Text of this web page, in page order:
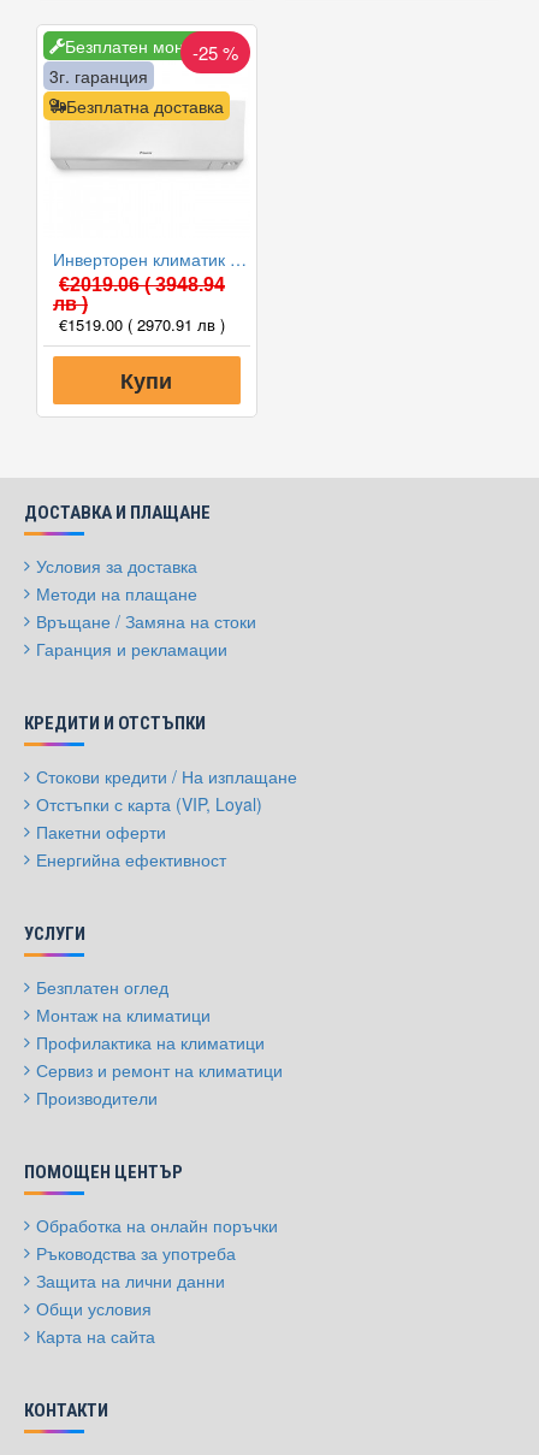
Безплатен монтаж
Безплатна доставка
3г. гаранция
-25 %
Инверторен климатик Daikin FTXM35A/RXM35A PERFERA WiFi 2024, 12000 BTU, Клас A+++
€2019.06( 3948.94
лв )
€1519.00 ( 2970.91 лв )
Купи
ДОСТАВКА И ПЛАЩАНЕ
Условия за доставка
Методи на плащане
Връщане / Замяна на стоки
Гаранция и рекламации
КРЕДИТИ И ОТСТЪПКИ
Стокови кредити / На изплащане
Отстъпки с карта (VIP, Loyal)
Пакетни оферти
Енергийна ефективност
УСЛУГИ
Безплатен оглед
Монтаж на климатици
Профилактика на климатици
Сервиз и ремонт на климатици
Производители
ПОМОЩЕН ЦЕНТЪР
Обработка на онлайн поръчки
Ръководства за употреба
Защита на лични данни
Общи условия
Карта на сайта
КОНТАКТИ